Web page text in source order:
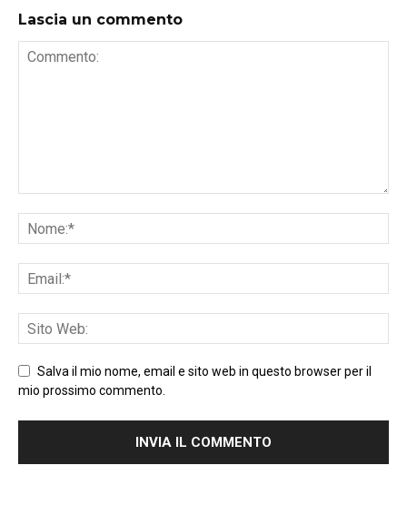
Lascia un commento
Salva il mio nome, email e sito web in questo browser per il
mio prossimo commento.